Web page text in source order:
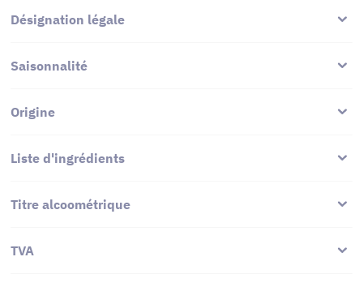
Désignation légale
Saisonnalité
Origine
Liste d'ingrédients
Titre alcoométrique
TVA